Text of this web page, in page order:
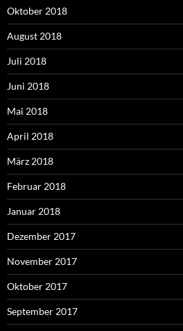
Oktober 2018
August 2018
Juli 2018
Juni 2018
Mai 2018
April 2018
März 2018
Februar 2018
Januar 2018
Dezember 2017
November 2017
Oktober 2017
September 2017